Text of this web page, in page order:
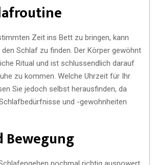
Zeit ins Bett zu bringen, kann
Schlaf zu finden. Der Körper gewöhnt
Ritual und ist schlussendlich darauf
zu kommen. Welche Uhrzeit für Ihr
Sie jedoch selbst herausfinden, da
und -gewohnheiten
Bewegung